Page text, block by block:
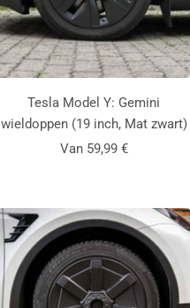
Tesla Model Y: Gemini
wieldoppen (19 inch, Mat zwart)
Aanbiedingsprijs
Van 59,99 €